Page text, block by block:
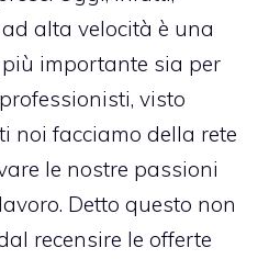
alta velocità è una
importante sia per
visto
noi facciamo della rete
le nostre passioni
Detto questo non
recensire le offerte